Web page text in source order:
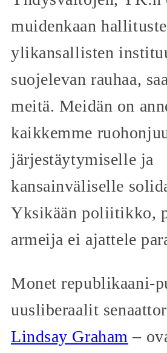
muidenkaan
ylikansallisten
suojelevan rauhaa,
meitä. Meidän on
kaikkemme
järjestäytymiselle ja
kansainväliselle
Yksikään poliitikko,
armeija ei ajattele
Monet republikaani-
uusliberaalit
Lindsay Graham –